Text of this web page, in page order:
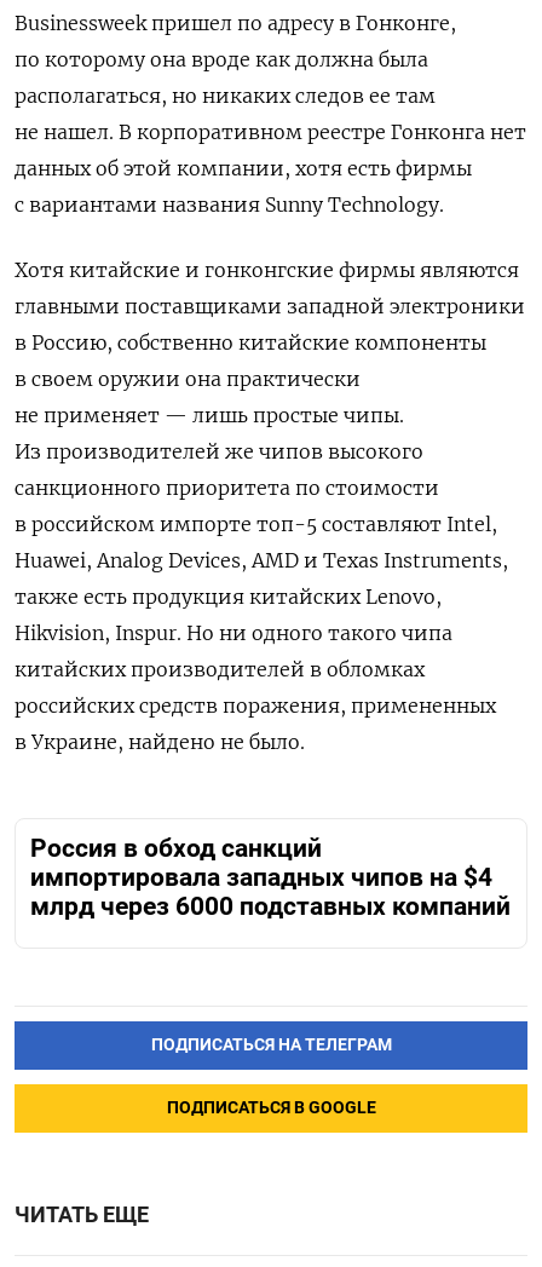
Businessweek пришел по адресу в Гонконге,
по которому она вроде как должна была
располагаться, но никаких следов ее там
не нашел. В корпоративном реестре Гонконга нет
данных об этой компании, хотя есть фирмы
с вариантами названия Sunny Technology.
Хотя китайские и гонконгские фирмы являются
главными поставщиками западной электроники
в Россию, собственно китайские компоненты
в своем оружии она практически
не применяет — лишь простые чипы.
Из производителей же чипов высокого
санкционного приоритета по стоимости
в российском импорте топ-5 составляют Intel,
Huawei, Analog Devices, AMD и Texas Instruments,
также есть продукция китайских Lenovo,
Hikvision, Inspur. Но ни одного такого чипа
китайских производителей в обломках
российских средств поражения, примененных
в Украине, найдено не было.
Россия в обход санкций
импортировала западных чипов на $4
млрд через 6000 подставных компаний
ПОДПИСАТЬСЯ НА ТЕЛЕГРАМ
ПОДПИСАТЬСЯ В GOOGLE
ЧИТАТЬ ЕЩЕ